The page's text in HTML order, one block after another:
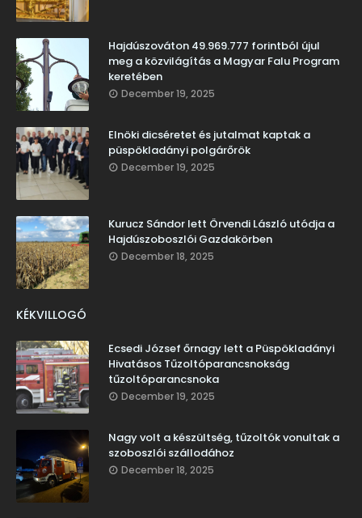
Hajdúszováton 49.969.777 forintból újul
meg a közvilágítás a Magyar Falu Program
keretében
December 19, 2025
Elnöki dicséretet és jutalmat kaptak a
püspökladányi polgárőrök
December 19, 2025
Kurucz Sándor lett Örvendi László utódja a
Hajdúszoboszlói Gazdakörben
December 18, 2025
KÉKVILLOGÓ
Ecsedi József őrnagy lett a Püspökladányi
Hivatásos Tűzoltóparancsnokság
tűzoltóparancsnoka
December 19, 2025
Nagy volt a készültség, tűzoltók vonultak a
szoboszlói szállodához
December 18, 2025